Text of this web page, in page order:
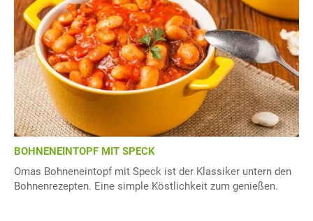
BOHNENEINTOPF MIT SPECK
Omas Bohneneintopf mit Speck ist der Klassiker untern den
Bohnenrezepten. Eine simple Köstlichkeit zum genießen.